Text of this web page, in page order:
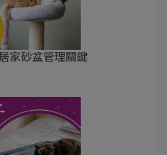
家砂盆管理關鍵